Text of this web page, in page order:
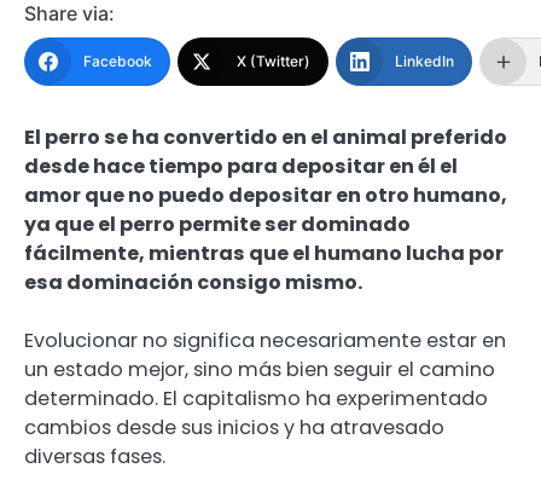
Share via:
Facebook X (Twitter) LinkedIn
El perro se ha convertido en el animal preferido
desde hace tiempo para depositar en él el
amor que no puedo depositar en otro humano,
ya que el perro permite ser dominado
fácilmente, mientras que el humano lucha por
esa dominación consigo mismo.
Evolucionar no significa necesariamente estar en
un estado mejor, sino más bien seguir el camino
determinado. El capitalismo ha experimentado
cambios desde sus inicios y ha atravesado
diversas fases.